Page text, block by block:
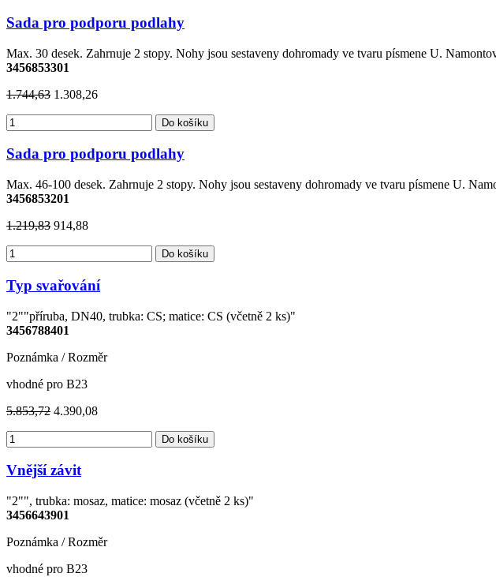
Sada pro podporu podlahy
Max. 30 desek. Zahrnuje 2 stopy. Nohy jsou sestaveny dohromady ve tvaru písmene U.
3456853301
1.744,63 1.308,26
Do košíku
Sada pro podporu podlahy
Max. 46-100 desek. Zahrnuje 2 stopy. Nohy jsou sestaveny dohromady ve tvaru písmene U.
3456853201
1.219,83 914,88
Do košíku
Typ svařování
"2""příruba, DN40, trubka: CS; matice: CS (včetně 2 ks)"
3456788401
Poznámka / Rozměr
vhodné pro B23
5.853,72 4.390,08
Do košíku
Vnější závit
"2"", trubka: mosaz, matice: mosaz (včetně 2 ks)"
3456643901
Poznámka / Rozměr
vhodné pro B23